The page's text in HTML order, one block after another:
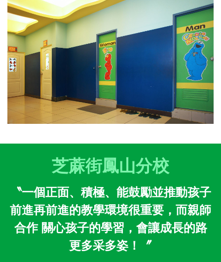
芝蔴街鳳山分校
〝一個正面、積極、能鼓勵並推動孩子
前進再前進的教學環境很重要，而親師
合作 關心孩子的學習，會讓成長的路
更多采多姿！〞